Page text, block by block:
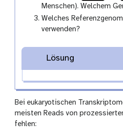
Menschen). Welchem
Welches
verwenden?
Lösung
Bei eukaryotischen
meisten Reads von
fehlen: